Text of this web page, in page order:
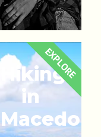
Hiking
in
EXPLORE